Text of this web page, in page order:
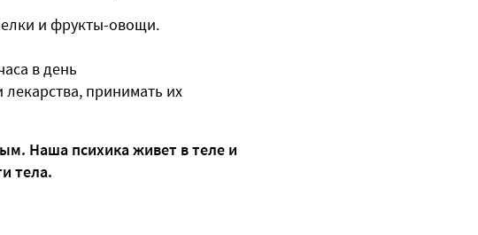
и фрукты-овощи.
в день
лекарства, принимать их
Наша психика живет в теле и
тела.